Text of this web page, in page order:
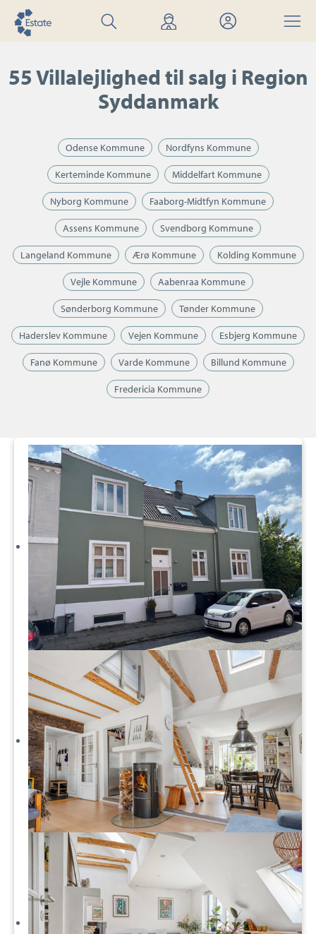
Søg
bolig
Find
mægler
Mit
Estate
Menu
55 Villalejlighed til salg i Region
Syddanmark
Odense Kommune Nordfyns Kommune
Kerteminde Kommune Middelfart Kommune
Nyborg Kommune Faaborg-Midtfyn Kommune
Assens Kommune Svendborg Kommune
Langeland Kommune Ærø Kommune Kolding Kommune
Vejle Kommune Aabenraa Kommune
Sønderborg Kommune Tønder Kommune
Haderslev Kommune Vejen Kommune Esbjerg Kommune
Fanø Kommune Varde Kommune Billund Kommune
Fredericia Kommune
Villalejlighed:
Aagade
27,
7100
Vejle